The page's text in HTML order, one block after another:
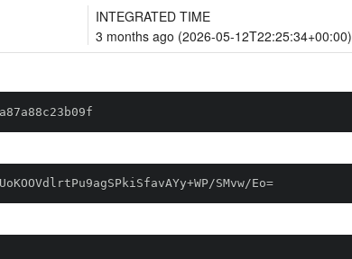
INTEGRATED TIME
3 months ago (2026-05-12T22:25:34+00:00)
SMvw/Eo=